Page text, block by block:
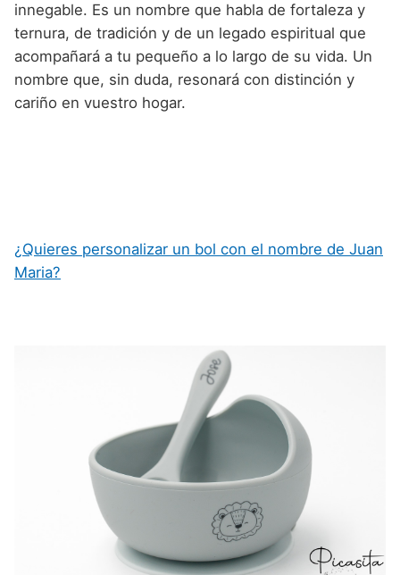
innegable. Es un nombre que habla de fortaleza y
ternura, de tradición y de un legado espiritual que
acompañará a tu pequeño a lo largo de su vida. Un
nombre que, sin duda, resonará con distinción y
cariño en vuestro hogar.
¿Quieres personalizar un bol con el nombre de Juan
Maria?